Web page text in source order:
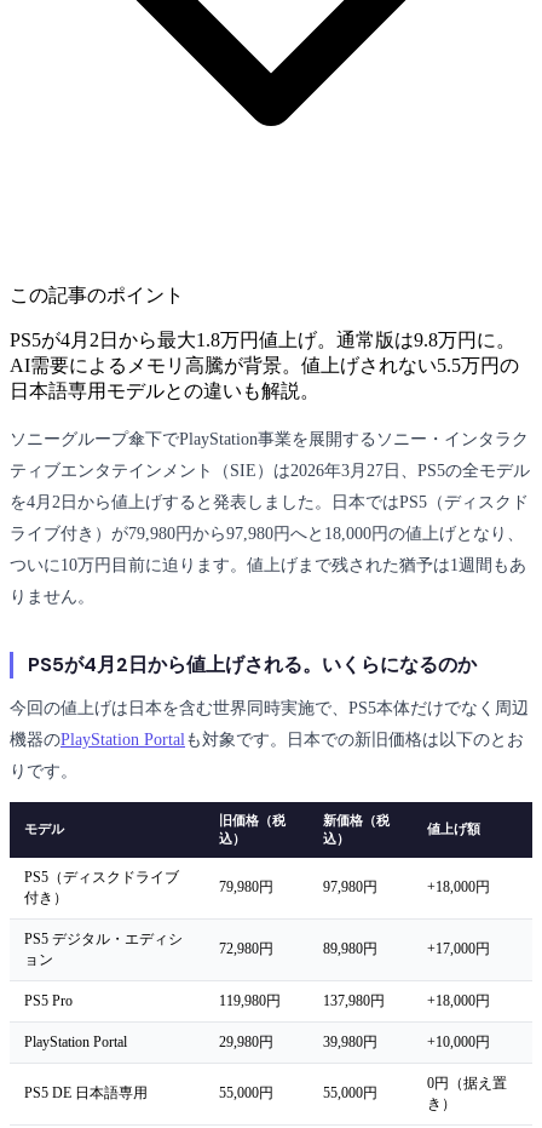
この記事のポイント
PS5が4月2日から最大1.8万円値上げ。通常版は9.8万円に。
AI需要によるメモリ高騰が背景。値上げされない5.5万円の
日本語専用モデルとの違いも解説。
ソニーグループ傘下でPlayStation事業を展開するソニー・インタラク
ティブエンタテインメント（SIE）は2026年3月27日、PS5の全モデル
を4月2日から値上げすると発表しました。日本ではPS5（ディスクド
ライブ付き）が79,980円から97,980円へと18,000円の値上げとなり、
ついに10万円目前に迫ります。値上げまで残された猶予は1週間もあ
りません。
PS5が4月2日から値上げされる。いくらになるのか
今回の値上げは日本を含む世界同時実施で、PS5本体だけでなく周辺
機器のPlayStation Portal も対象です。日本での新旧価格は以下のとお
りです。
モデル
旧価格（税
込）
新価格（税
込）
値上げ額
PS5（ディスクドライブ
付き）
79,980円 97,980円 +18,000円
PS5 デジタル・エディシ
ョン
72,980円 89,980円 +17,000円
PS5 Pro 119,980円 137,980円 +18,000円
PlayStation Portal 29,980円 39,980円 +10,000円
PS5 DE 日本語専用 55,000円 55,000円
0円（据え置
き）